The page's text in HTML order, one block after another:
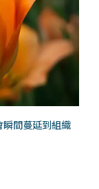
間蔓延到組織